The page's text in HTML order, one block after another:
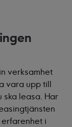
verksamhet
vara upp till
ska leasa. Har
i